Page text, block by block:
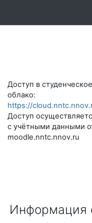
Доступ в студенческое
облако:
https://
Доступ
с учётными данными
moodle.nntc.nnov.ru
Информация